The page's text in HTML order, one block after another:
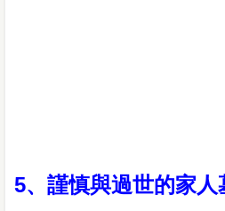
5、謹慎與過世的家人